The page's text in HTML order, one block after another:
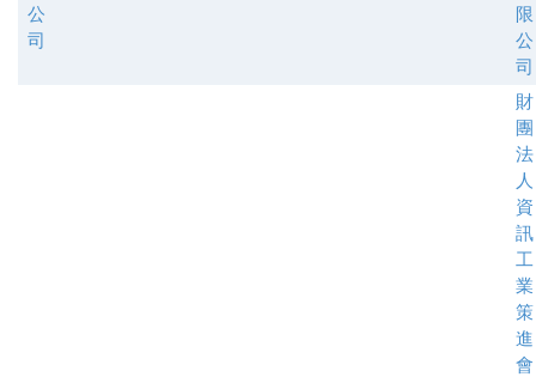
公
司
限
公
司
財
團
法
人
資
訊
工
業
策
進
會